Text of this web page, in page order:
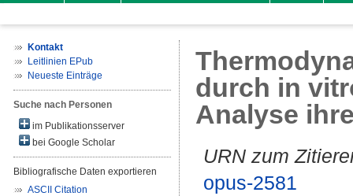
Kontakt
Leitlinien EPub
Neueste Einträge
Suche nach Personen
im Publikationsserver
bei Google Scholar
Bibliografische Daten exportieren
ASCII Citation
durch in
Analyse
URN zum
opus-2581